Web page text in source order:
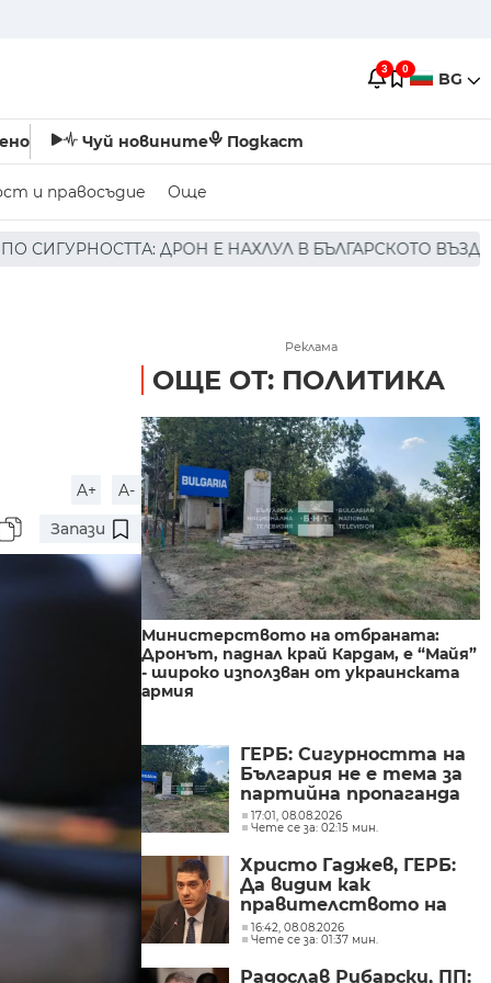
3 0 BG
Чуй новините Подкаст
и правосъдие Още
НАХЛУЛ В БЪЛГАРСКОТО ВЪЗДУШНО
A+
A-
Запази
Реклама
ОЩЕ ОТ: ПОЛИТИКА
Министерството на отбраната:
Дронът, паднал край Кардам, е “Майя”
- широко използван от украинската
армия
ГЕРБ: Сигурността на
България не е тема за
партийна пропаганда
17:01, 08.08.2026
Чете се за: 02:15 мин.
Христо Гаджев, ГЕРБ:
Да видим как
правителството на
Радев ще защити
националния ни
интерес
16:42, 08.08.2026
Чете се за: 01:37 мин.
Радослав Рибарски, ПП: